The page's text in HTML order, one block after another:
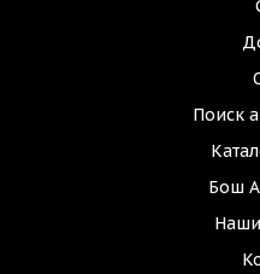
Поиск
Бош